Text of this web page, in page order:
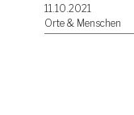
Veröffentlicht
am
11.10.2021
Orte & Menschen